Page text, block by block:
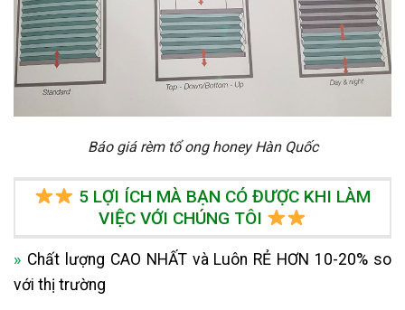
Báo giá rèm tổ ong honey Hàn Quốc
5 LỢI ÍCH MÀ BẠN CÓ ĐƯỢC KHI LÀM
VIỆC VỚI CHÚNG TÔI
» Chất lượng CAO NHẤT và Luôn RẺ HƠN 10-20% so
với thị trường